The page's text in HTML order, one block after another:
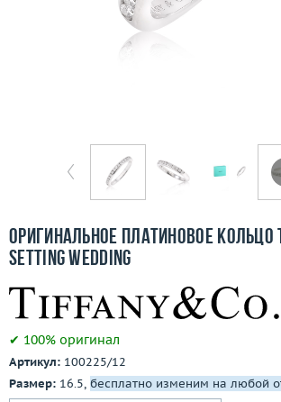
Бесплатная доставка
Ломбард
3D-тур по шоуруму
Заказать звонок
Оригинальное платиновое кольцо
Setting Wedding
✔ 100% оригинал
Артикул: 100225/12
Размер: 16.5, бесплатно изменим на любой